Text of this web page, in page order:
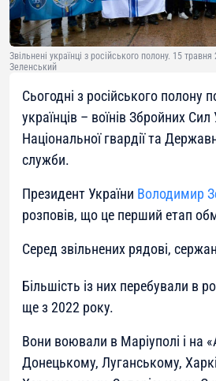
Звільнені українці з російського полону. 15
Зеленський
Сьогодні з російського полону
українців – воїнів Збройних Сил
Національної гвардії та
служби.
Президент України Володимир
розповів, що це перший етап
Серед звільнених рядові,
Більшість із них перебували в
ще з 2022 року.
Вони воювали в Маріуполі і на
Донецькому, Луганському,